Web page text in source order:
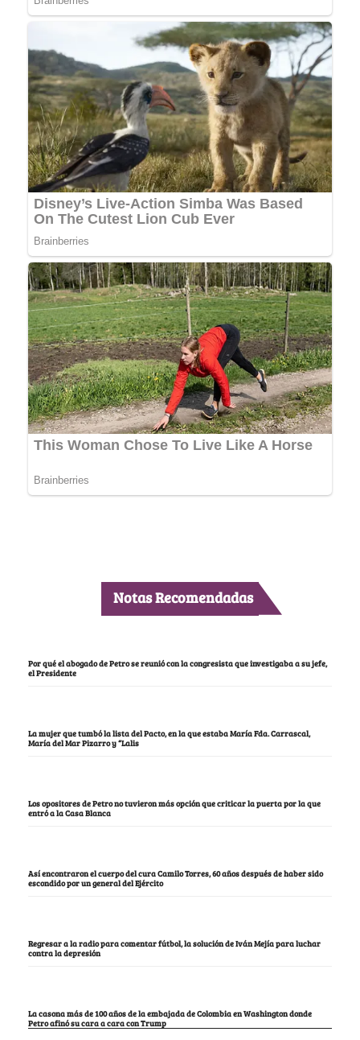
Notas Recomendadas
Por qué el abogado de Petro se reunió con la congresista que investigaba a su jefe,
el Presidente
La mujer que tumbó la lista del Pacto, en la que estaba María Fda. Carrascal,
María del Mar Pizarro y “Lalis
Los opositores de Petro no tuvieron más opción que criticar la puerta por la que
entró a la Casa Blanca
Así encontraron el cuerpo del cura Camilo Torres, 60 años después de haber sido
escondido por un general del Ejército
Regresar a la radio para comentar fútbol, la solución de Iván Mejía para luchar
contra la depresión
La casona más de 100 años de la embajada de Colombia en Washington donde
Petro afinó su cara a cara con Trump